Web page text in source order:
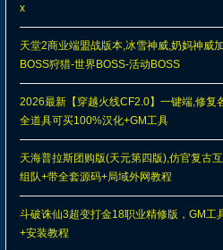
x
天堂2商业端盟战版本,冰雪神威,奶妈神威
BOSS狩猎-世界BOSS-活动BOSS
2026最新【穿越火线CF2.0】一键端,修复
全道具可买100%汉化+GM工具
天海普拉斯团购版(天元第四版),仿官复古
组队+带全套源码+局域外网教程
斗破诛仙3超变打金18职业精修版，GM工
+安装教程